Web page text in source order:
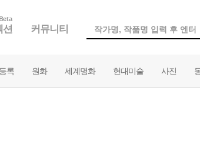
션 커뮤니티
록 원화 세계명화 현대미술 사진